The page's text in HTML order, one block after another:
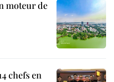
moteur de
chefs en